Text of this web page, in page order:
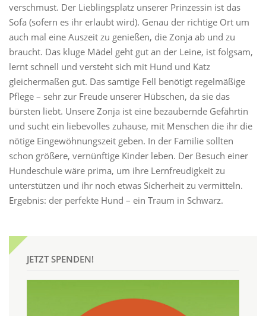
verschmust. Der Lieblingsplatz unserer Prinzessin ist das
Sofa (sofern es ihr erlaubt wird). Genau der richtige Ort um
auch mal eine Auszeit zu genießen, die Zonja ab und zu
braucht. Das kluge Mädel geht gut an der Leine, ist folgsam,
lernt schnell und versteht sich mit Hund und Katz
gleichermaßen gut. Das samtige Fell benötigt regelmäßige
Pflege – sehr zur Freude unserer Hübschen, da sie das
bürsten liebt. Unsere Zonja ist eine bezaubernde Gefährtin
und sucht ein liebevolles zuhause, mit Menschen die ihr die
nötige Eingewöhnungszeit geben. In der Familie sollten
schon größere, vernünftige Kinder leben. Der Besuch einer
Hundeschule wäre prima, um ihre Lernfreudigkeit zu
unterstützen und ihr noch etwas Sicherheit zu vermitteln.
Ergebnis: der perfekte Hund – ein Traum in Schwarz.
JETZT SPENDEN!